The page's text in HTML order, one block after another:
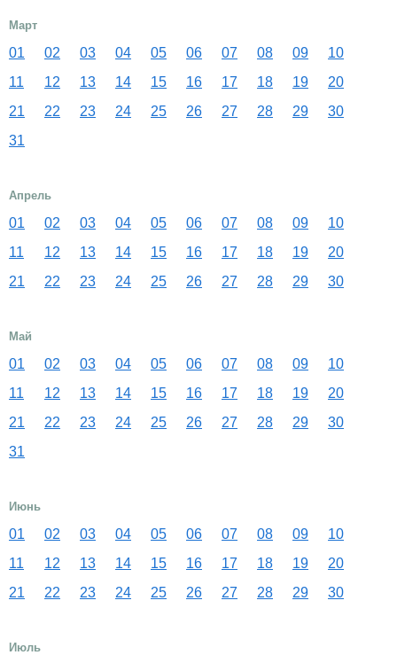
Март
01 02 03 04 05 06 07 08 09
10
11
12 13 14 15 16 17 18 19
20
21
22 23 24 25 26 27 28 29
30
31
Апрель
01 02 03 04 05 06 07 08 09
10
11
12 13 14 15 16 17 18 19
20
21
22 23 24 25 26 27 28 29 30
Май
01 02 03 04 05 06 07 08 09
10
11
12 13 14 15 16 17 18 19
20
21
22 23 24 25 26 27 28 29
30
31
Июнь
01 02 03 04 05 06 07 08 09
10
11
12 13 14 15 16 17 18 19
20
21
22 23 24 25 26 27 28 29 30
Июль